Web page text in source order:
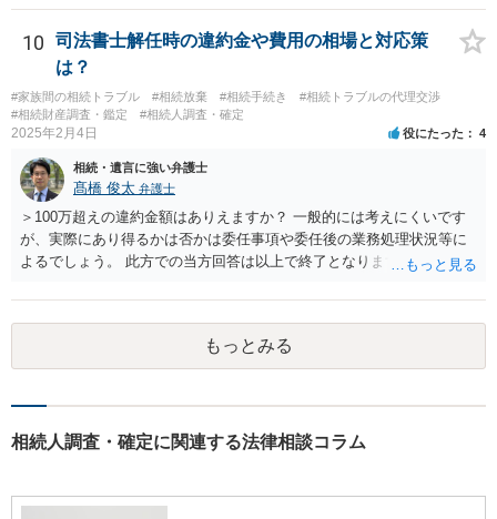
書が腹違いの長男に向けてある場合 書かれてる内容が最優先にされる
のですか？ →遺書というのが、法律上の遺言の形式を守っている限り
はそのとおりです。 質問3 父が腹違いの長男に法律的に優位になれそ
うな事はありますか？ →遺言が有効な場合、優位に立つことはできま
せんが、お祖父様が認知症であるなどの「遺言が作れないはずの事
情」があるならば①遺言無効確認の訴えを起こすのは一つの手です。
問4 相続トラブルの代理交渉は可能でしょうか。 →一般論としては可
能ですが、お伺いする内容ですとお祖父様が亡くなられた後に動くこ
とになるでしょう。
10
司法書士解任時の違約金や費用の相場と対応策
は？
#家族間の相続トラブル #相続放棄 #相続手続き
#相続トラブルの代理交渉
#相続財産調査・鑑定
#相続人調査・確定
2025年2月4日 役にたった 4
相続・遺言に強い弁護士
髙橋 俊太 弁護士
＞100万超えの違約金額はありえますか？ 一般的には考えにくいです
が、実際にあり得るかは否かは委任事項や委任後の業務処理状況等に
よるでしょう。 此方での当方回答は以上で終了となりますが、参考に
もっとみる
相続人調査・確定に関連する法律相談コラム